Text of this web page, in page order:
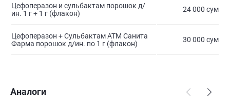
Цефоперазон и сульбактам порошок д/
ин. 1 г + 1 г (флакон)
24 000 сум
Цефоперазон + Сульбактам АТМ Санита
Фарма порошок д/ин. по 1 г (флакон)
30 000 сум
Аналоги